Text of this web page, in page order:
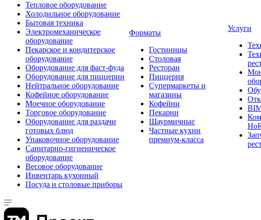
Тепловое оборудование
Холодильное оборудование
Бытовая техника
Электромеханическое
оборудование
Пекарское и кондитерское
оборудование
Оборудование для фаст-фуда
Оборудование для пиццерии
Нейтральное оборудование
Кофейное оборудование
Моечное оборудование
Торговое оборудование
Оборудование для раздачи
готовых блюд
Упаковочное оборудование
Санитарно-гигиеническое
оборудование
Весовое оборудование
Инвентарь кухонный
Посуда и столовые приборы
Форматы
Гостиницы
Столовая
Ресторан
Пиццерия
Супермаркеты и
магазины
Кофейни
Пекарни
Шаурмичные
Частные кухни
премиум-класса
Услуги